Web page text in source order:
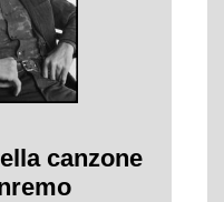
canzone